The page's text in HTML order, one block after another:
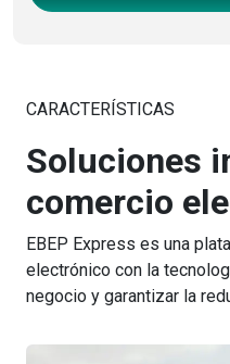
CARACTERÍSTICAS
Soluciones
comercio
EBEP Express es una
electrónico con la
negocio y garantizar la